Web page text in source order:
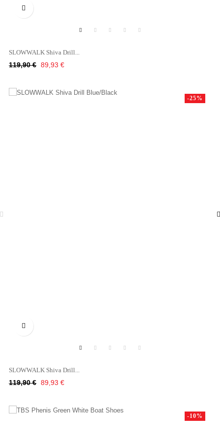

SLOWWALK Shiva Drill...
Κανονική
119,90 € Τιμή
89,93 €

SLOWWALK Shiva Drill...
Κανονική
119,90 €
-25%
Τιμή
89,93 €
-10%